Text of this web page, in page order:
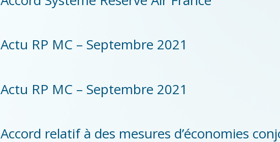
Actu RP MC – Septembre 2021
Actu RP MC – Septembre 2021
Accord relatif à des mesures d’économies